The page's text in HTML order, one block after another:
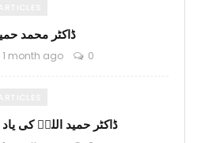
ڈاکٹر محمد
1 month ago 0
ڈاکٹر حمید اللہؒ کی